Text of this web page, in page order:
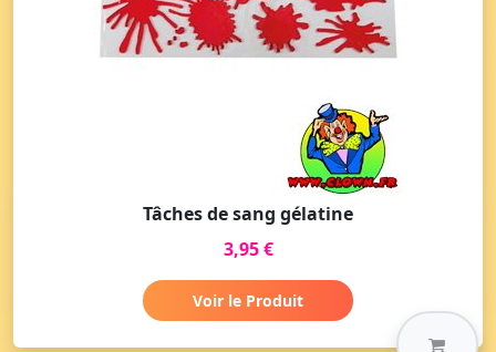
Tâches de sang gélatine
3,95 €
Voir le Produit